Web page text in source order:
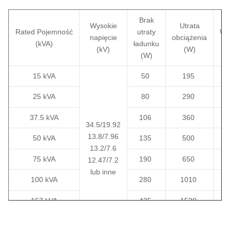
Miejsca budowy, prąd
tymczasowy
Rated Pojemność
(kVA)
Wysokie
napięcie
(kV)
Brak
utraty
ładunku
(W)
Utrata
obciążenia
(W)
15 kVA
34.5/19.92
13.8/7.96
13.2/7.6
12.47/7.2
lub inne
50 195
25 kVA 80 290
37.5 kVA 106 360
50 kVA 135 500
75 kVA 190 650
100 kVA 280 1010
167 kVA 435 1530